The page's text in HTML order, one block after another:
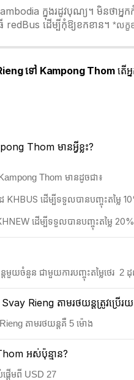
ក្នុងរដូវបុណ្យ។ មិនថាអ្ន
redBus ដើម្បីកុំឱ្យខកខាន។ *លក្ខ
ទៅ Kampong Thomតើអ្
Thom មានអ្វីខ្លះ?
Thom មានដូចជា៖
KHBUS ដើម្បីទទួលបានបញ្ចុះតម្ល
ដើម្បីទទួលបានបញ្ចុះតម្ល
ចំនួន ជាមួយការបញ្ចុះតម្លៃថេរ 2​
Rieng តាមរថយន្តត្រូវប្រើរយ
តាមរថយន្តគឺ 5 ម៉ោង
អស់ប៉ុន្មាន?
តើមពី USD 27